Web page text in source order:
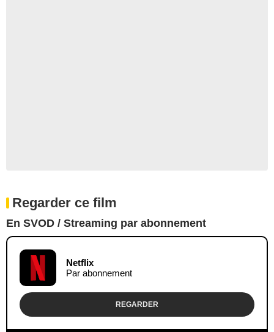
Regarder ce film
En SVOD / Streaming par abonnement
Netflix
Par abonnement
REGARDER